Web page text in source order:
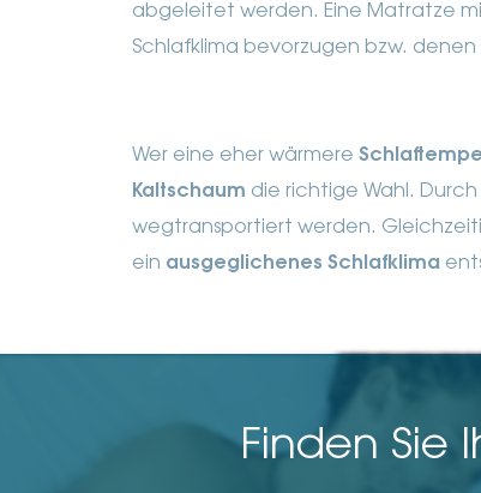
abgeleitet werden. Eine Matratze
Schlafklima bevorzugen bzw.
Wer eine eher wärmere
Kaltschaum die richtige Wahl.
wegtransportiert werden.
ein ausgeglichenes Schlafklima
Finden Sie